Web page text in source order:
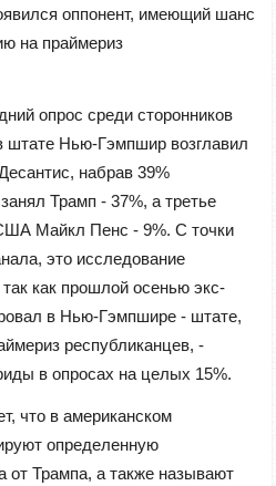
оппонент, имеющий шанс
на праймериз
опрос среди сторонников
штате Нью-Гэмпшир возглавил
набрав 39%
Трамп - 37%, а третье
Майкл Пенс - 9%. С точки
это исследование
как прошлой осенью экс-
в Нью-Гэмпшире - штате,
республиканцев, -
в опросах на целых 15%.
что в американском
определенную
от Трампа, а также называют